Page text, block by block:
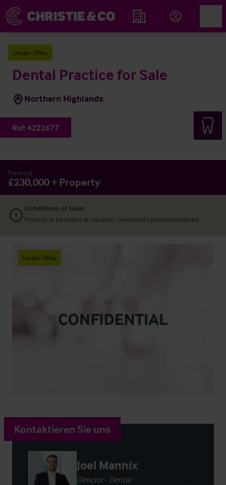
Immobiliensuche
Under Offer
Dental Practice for Sale
Northern Highlands
Ref: 4222677
Freehold
£230,000 + Property
Conditions of sales
Property to be added at valuation. Leasehold options considered
Under Offer
Kontaktieren Sie uns
Joel Mannix
Director - Dental